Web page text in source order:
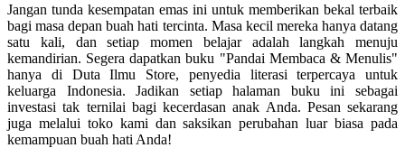
Jangan tunda kesempatan emas ini untuk memberikan bekal terbaik
bagi masa depan buah hati tercinta. Masa kecil mereka hanya datang
satu kali, dan setiap momen belajar adalah langkah menuju
kemandirian. Segera dapatkan buku "Pandai Membaca & Menulis"
hanya di Duta Ilmu Store, penyedia literasi terpercaya untuk
keluarga Indonesia. Jadikan setiap halaman buku ini sebagai
investasi tak ternilai bagi kecerdasan anak Anda. Pesan sekarang
juga melalui toko kami dan saksikan perubahan luar biasa pada
kemampuan buah hati Anda!